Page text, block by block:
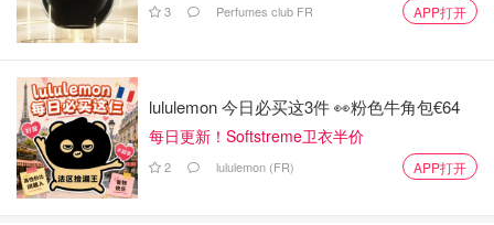
3 Perfumes club FR APP打开
lululemon 今日必买这3件 👀粉色牛角包€64
每日更新！Softstreme卫衣半价
2 lululemon (FR) APP打开